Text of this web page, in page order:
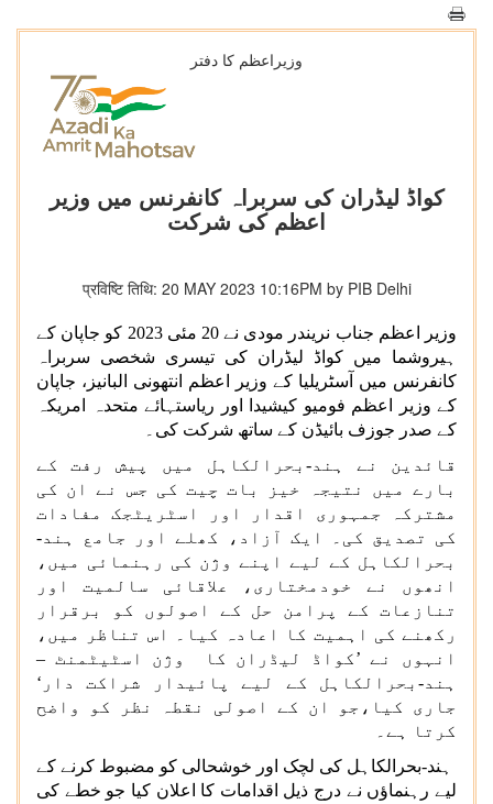
وزیراعظم کا دفتر
کواڈ لیڈران کی سربراہ کانفرنس میں وزیر
اعظم کی شرکت
प्रविष्टि तिथि: 20 MAY 2023 10:16PM by PIB Delhi
وزیر اعظم جناب نریندر مودی نے 20 مئی 2023 کو جاپان کے
ہیروشما میں کواڈ لیڈران کی تیسری شخصی سربراہ
کانفرنس میں آسٹریلیا کے وزیر اعظم انتھونی البانیز، جاپان
کے وزیر اعظم فومیو کیشیدا اور ریاستہائے متحدہ امریکہ
کے صدر جوزف بائیڈن کے ساتھ شرکت کی۔
قائدین نے ہند-بحرالکاہل میں پیش رفت کے
بارے میں نتیجہ خیز بات چیت کی جس نے ان کی
مشترکہ جمہوری اقدار اور اسٹریٹجک مفادات
کی تصدیق کی۔ ایک آزاد، کھلے اور جامع ہند-
بحرالکاہل کے لیے اپنے وژن کی رہنمائی میں،
انھوں نے خودمختاری، علاقائی سالمیت اور
تنازعات کے پرامن حل کے اصولوں کو برقرار
رکھنے کی اہمیت کا اعادہ کیا۔ اس تناظر میں،
انہوں نے ’کواڈ لیڈران کا وژن اسٹیٹمنٹ –
ہند-بحرالکاہل کے لیے پائیدار شراکت دار‘
جاری کیا،جو ان کے اصولی نقطہ نظر کو واضح
کرتا ہے۔
ہند-بحرالکاہل کی لچک اور خوشحالی کو مضبوط کرنے کے
لیے رہنماؤں نے درج ذیل اقدامات کا اعلان کیا جو خطے کی